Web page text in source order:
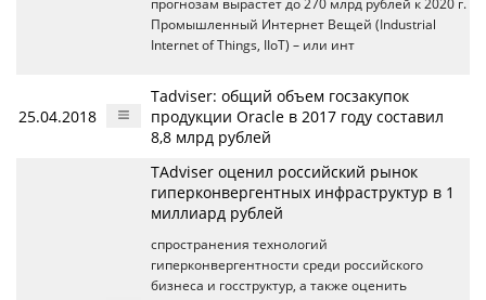
прогнозам вырастет до 270 млрд рублей к 2020 г.
Промышленный Интернет Вещей (Industrial
Internet of Things, IIoT) – или инт
25.04.2018
Tadviser: общий объем госзакупок
продукции Oracle в 2017 году составил
8,8 млрд рублей
TAdviser оценил российский рынок
гиперконвергентных инфраструктур в 1
миллиард рублей
спространения технологий
гиперконвергентности среди российского
бизнеса и госструктур, а также оценить